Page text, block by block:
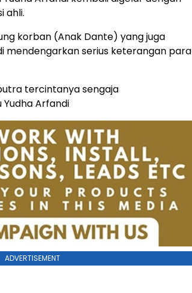
ahli.
korban (Anak Dante) yang juga
mendengarkan serius keterangan para
tercintanya sengaja
Arfandi
ADVERTISEMENT